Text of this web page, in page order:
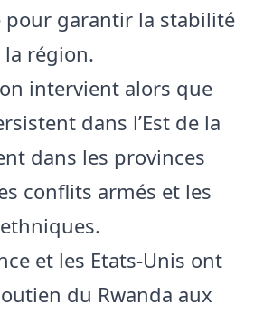
pour garantir la stabilité
région.
intervient alors que
dans l’Est de la
dans les provinces
conflits armés et les
et les Etats-Unis ont
du Rwanda aux